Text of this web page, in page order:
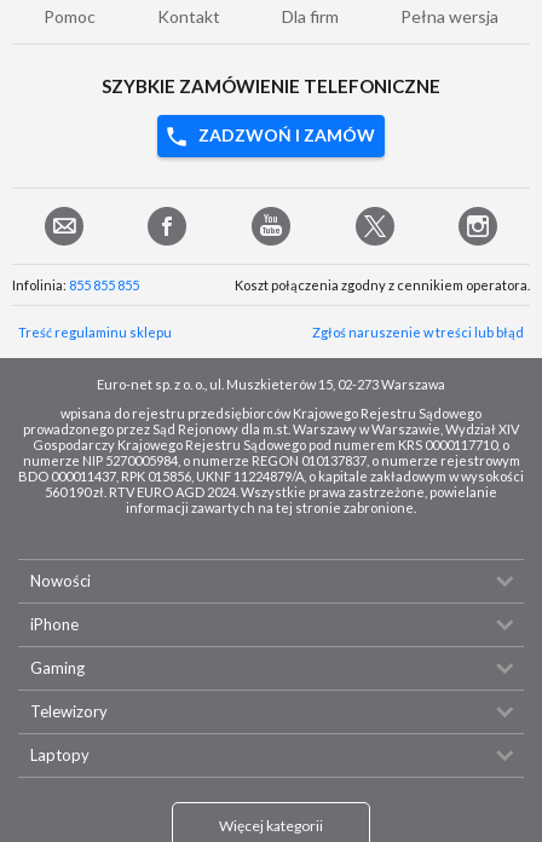
Pomoc Kontakt Dla firm Pełna wersja
SZYBKIE ZAMÓWIENIE TELEFONICZNE
ZADZWOŃ I ZAMÓW
Infolinia: 855 855 855 Koszt połączenia zgodny z cennikiem operatora.
Treść regulaminu sklepu Zgłoś naruszenie w treści lub błąd
Euro-net sp. z o. o., ul. Muszkieterów 15, 02-273 Warszawa
wpisana do rejestru przedsiębiorców Krajowego Rejestru Sądowego
prowadzonego przez Sąd Rejonowy dla m.st. Warszawy w Warszawie, Wydział XIV
Gospodarczy Krajowego Rejestru Sądowego pod numerem KRS 0000117710, o
numerze NIP 5270005984, o numerze REGON 010137837, o numerze rejestrowym
BDO 000011437, RPK 015856, UKNF 11224879/A, o kapitale zakładowym w wysokości
560 190 zł. RTV EURO AGD 2024. Wszystkie prawa zastrzeżone, powielanie
informacji zawartych na tej stronie zabronione.
Nowości
iPhone
Gaming
Telewizory
Laptopy
Więcej kategorii